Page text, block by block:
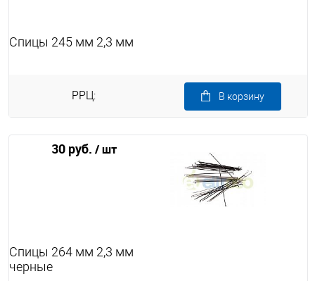
Спицы 245 мм 2,3 мм
РРЦ:
30 руб. / шт
В корзину
Спицы 264 мм 2,3 мм
черные